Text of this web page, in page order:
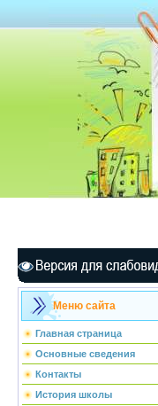
Меню сайта
Главная страница
Основные сведения
Контакты
История школы